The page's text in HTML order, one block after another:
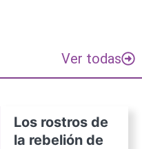
Ver todas
Los rostros de
la rebelión de